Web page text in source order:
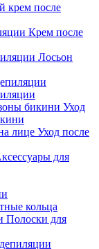
крем после
Крем после
Лосьон
Уход
Уход после
для
кольца
Полоски для